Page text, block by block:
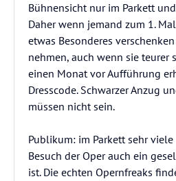
Bühnensicht nur im Parkett
Daher wenn jemand zum 1.
etwas Besonderes
nehmen, auch wenn sie teurer
einen Monat vor Aufführung
Dresscode. Schwarzer Anzug
müssen nicht sein.
Publikum: im Parkett sehr
Besuch der Oper auch ein
ist. Die echten Opernfreaks